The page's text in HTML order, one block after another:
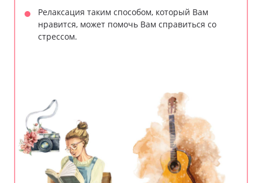
Релаксация таким способом, который Вам
нравится, может помочь Вам справиться со
стрессом.